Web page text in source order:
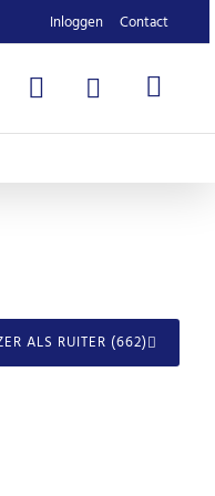
Inloggen Contact
ALS RUITER (662)